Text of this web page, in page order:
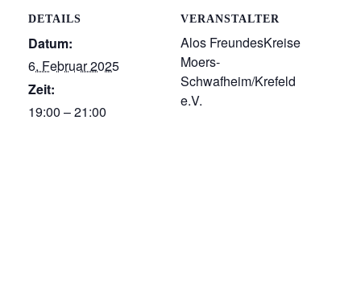
DETAILS
Datum:
6. Februar 2025
Zeit:
19:00 – 21:00
VERANSTALTER
Alos FreundesKreise
Moers-
Schwafheim/Krefeld
e.V.